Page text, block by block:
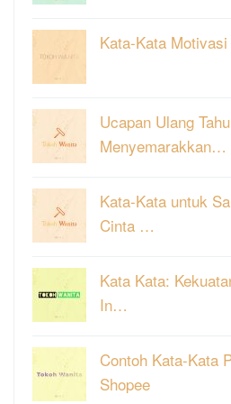
Kata-Kata
Ucapan Ulang
Menyemarakkan…
Kata-Kata untuk
Cinta …
Kata Kata:
In…
Contoh Kata-Kata
Shopee